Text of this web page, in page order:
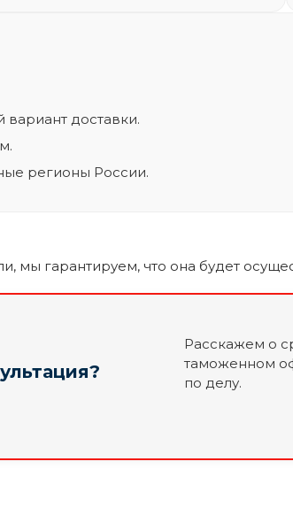
вариант доставки.
регионы России.
мы гарантируем, что она будет
Расскажем о
таможенном
по делу.